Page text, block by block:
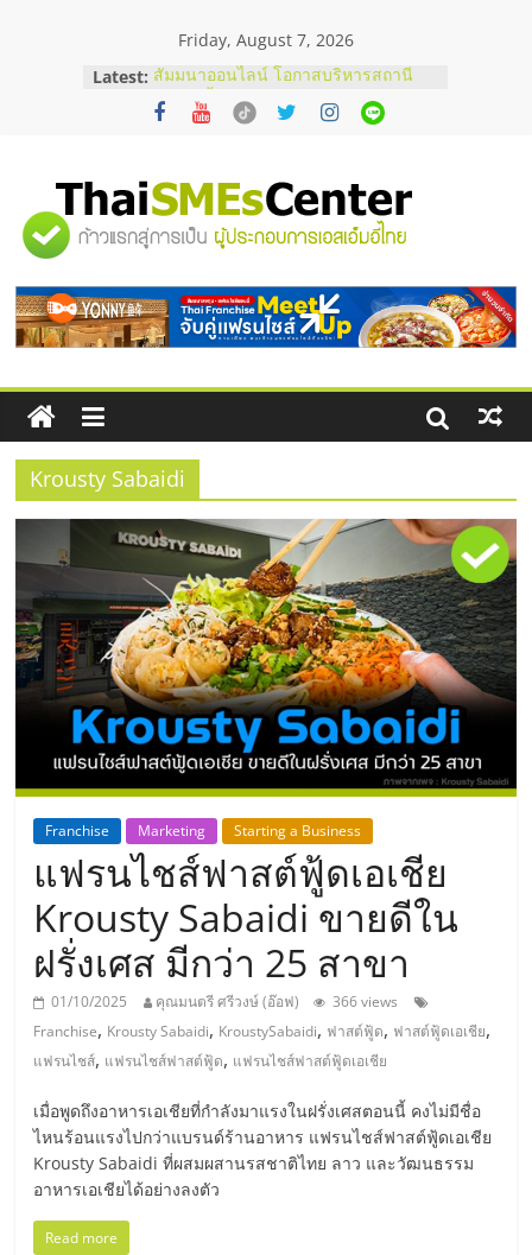
Friday, August 7, 2026
Latest: สัมมนาออนไลน์ โอกาสบริหารสถานี
บริการน้ำมัน Shell
สัมมนาลงทุน แฟรนไชส์ยอนนี่
ร้านเครื่องเสียงคุณภาพสูง พร้อม
โซลูชันระบบภาพและเสียง
บริษัท Cybersecurity ในไทยที่ไหนดี?
โจทย์ธุรกิจ
อยากหาเงินทุน เพิ่มสภาพคล่องให้ธุรกิจ
เริ่มยังไงให้ผ่านฉลุย
"ศูนย์
รวม
ข้อมูล
ธุรกิจ
SME
แห่ง
ประเทศไทย,
ThaiSMEsCenter,
รวม
ธุรกิจ
เอ
ส
เอ็
มอี
ไทย,
SMEs,
Krousty Sabaidi
Franchise Marketing Starting a Business
แฟรนไชส์ฟาสต์ฟู้ดเอเชีย
Krousty Sabaidi ขายดีใน
ฝรั่งเศส มีกว่า 25 สาขา
01/10/2025 คุณมนตรี ศรีวงษ์ (อ๊อฟ)
366 views
Franchise, Krousty Sabaidi, KroustySabaidi, ฟาสต์ฟู้ด, ฟาสต์ฟู้ดเอเชีย,
แฟรนไชส์, แฟรนไชส์ฟาสต์ฟู้ด, แฟรนไชส์ฟาสต์ฟู้ดเอเชีย
เมื่อพูดถึงอาหารเอเชียที่กำลังมาแรงในฝรั่งเศสตอนนี้ คงไม่มีชื่อ
ไหนร้อนแรงไปกว่าแบรนด์ร้านอาหาร แฟรนไชส์ฟาสต์ฟู้ดเอเชีย
Krousty Sabaidi ที่ผสมผสานรสชาติไทย ลาว และวัฒนธรรม
อาหารเอเชียได้อย่างลงตัว
Read more